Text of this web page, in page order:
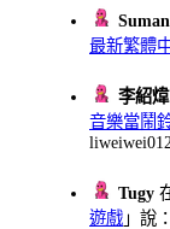
最新繁體
李紹煒
音樂當鬧
Tugy
遊戲 」說